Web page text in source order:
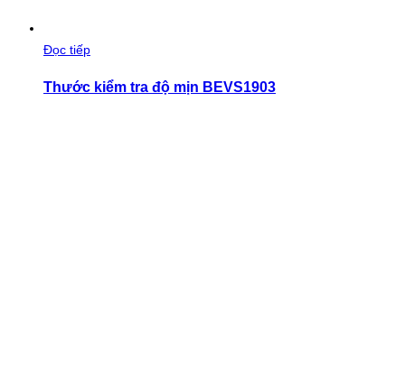
Đọc tiếp
Thước kiểm tra độ mịn BEVS1903